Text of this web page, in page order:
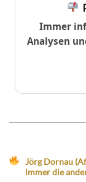
Immer
Analysen
Jörg Dornau
immer die